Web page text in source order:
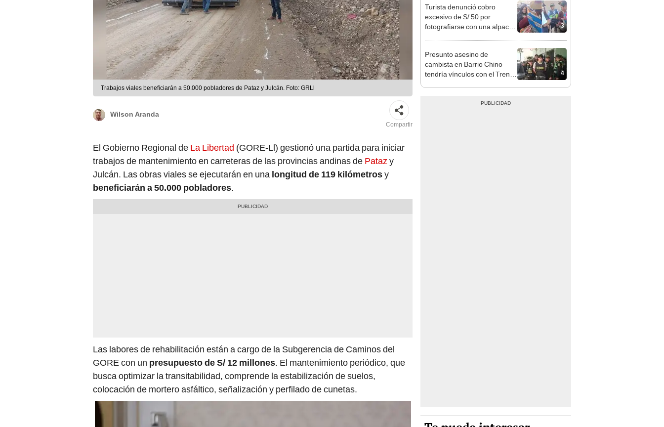
Trabajos viales beneficiarán a 50.000 pobladores de Pataz y Julcán. Foto: GRLl
Wilson Aranda
Compartir
El Gobierno Regional de La Libertad (GORE-Ll) gestionó una partida para iniciar
trabajos de mantenimiento en carreteras de las provincias andinas de Patazy
Julcán. Las obras viales se ejecutarán en una longitud de 119 kilómetrosy
beneficiarán a 50.000 pobladores.
Las labores de rehabilitación están a cargo de la Subgerencia de Caminos del
GORE con un presupuesto de S/ 12 millones. El mantenimiento periódico, que
busca optimizar la transitabilidad, comprende la estabilización de suelos,
colocación de mortero asfáltico, señalización y perfilado de cunetas.
3
Turista denunció cobro
excesivo de S/ 50 por
fotografiarse con una alpaca
4
Presunto asesino de
cambista en Barrio Chino
tendría vínculos con el Tren